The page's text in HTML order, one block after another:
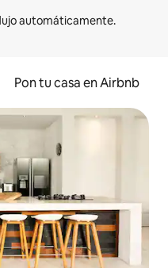
Pon tu casa en Airbnb